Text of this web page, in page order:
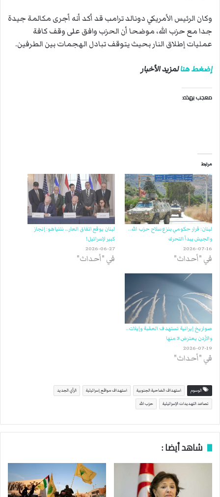
وكان الرئيس الأمريكي دونالد ترامب قد أكد أنه أجرى مكالمة جيدة
جدا مع حزب الله، موضحا أن الحزب وافق على وقف كافة
عمليات إطلاق النار بحيث يتوقف تبادل الهجمات بين الطرفين.
إضغط هنالمزيد الأخبار
معجب بهذه:
مرتبط
لبنان: قرار حكومي بنزع سلاح حزب الله..
والجيش يبدأ التحرك
2026-07-16
في "أحداث"
لبنان يوقع اتفاق العار… نتنياهو: إنجاز
كبير لإسرائيل!
2026-06-27
في "أحداث"
صواريخ إيرانية تستهدف العقبة وإيلات..
والأردن يعترض 3 منها
2026-07-19
في "أحداث"
الوسوم استهداف الضاحية الجنوبية استهداف مواقع إسرائيلية الرأي الجديد
تصاعد التهديدات الإسرائيلية حزب الله
شاهد أيضا :